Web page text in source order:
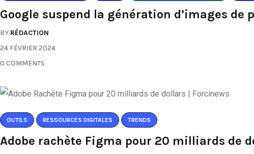
Google suspend la génération d’images de
BY RÉDACTION
24 FÉVRIER 2024
0 COMMENTS
OUTILS RESSOURCES DIGITALES TRENDS
Adobe rachète Figma pour 20 milliards de